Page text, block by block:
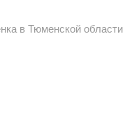
в Тюменской